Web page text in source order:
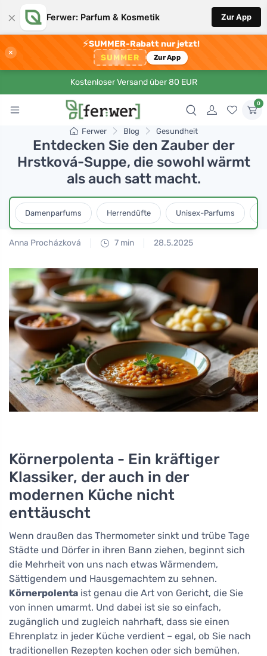
× Ferwer: Parfum & Kosmetik Zur App
×
⚡SUMMER-Rabatt nur jetzt!
SUMMER Zur App
Kostenloser Versand über 80 EUR
0
Ferwer Blog Gesundheit
Entdecken Sie den Zauber der
Hrstková-Suppe, die sowohl wärmt
als auch satt macht.
Damenparfums Herrendüfte Unisex-Parfums
Anna Procházková 7 min 28.5.2025
Körnerpolenta - Ein kräftiger
Klassiker, der auch in der
modernen Küche nicht
enttäuscht
Wenn draußen das Thermometer sinkt und trübe Tage
Städte und Dörfer in ihren Bann ziehen, beginnt sich
die Mehrheit von uns nach etwas Wärmendem,
Sättigendem und Hausgemachtem zu sehnen.
Körnerpolenta ist genau die Art von Gericht, die Sie
von innen umarmt. Und dabei ist sie so einfach,
zugänglich und zugleich nahrhaft, dass sie einen
Ehrenplatz in jeder Küche verdient – egal, ob Sie nach
traditionellen Rezepten kochen oder sich bemühen,